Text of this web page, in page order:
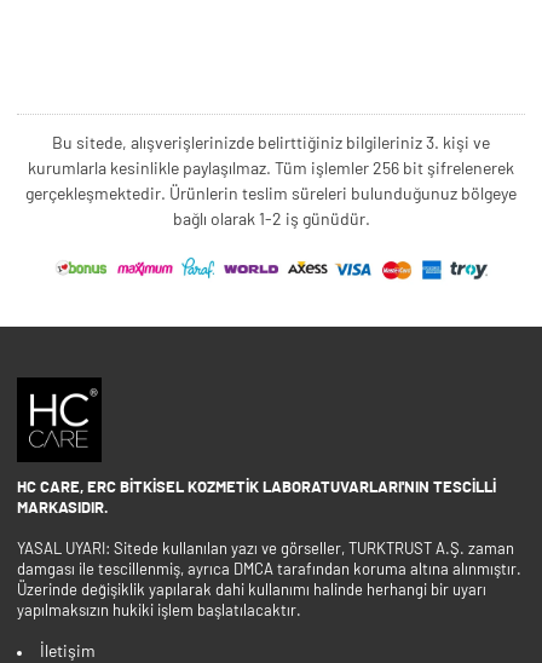
Bu sitede, alışverişlerinizde belirttiğiniz bilgileriniz 3. kişi ve
kurumlarla kesinlikle paylaşılmaz. Tüm işlemler 256 bit şifrelenerek
gerçekleşmektedir. Ürünlerin teslim süreleri bulunduğunuz bölgeye
bağlı olarak 1-2 iş günüdür.
HC CARE, ERC BITKISEL KOZMETIK LABORATUVARLARI'NIN TESCILLI
MARKASIDIR.
YASAL UYARI: Sitede kullanılan yazı ve görseller, TURKTRUST A.Ş. zaman
damgası ile tescillenmiş, ayrıca DMCA tarafından koruma altına alınmıştır.
Üzerinde değişiklik yapılarak dahi kullanımı halinde herhangi bir uyarı
yapılmaksızın hukiki işlem başlatılacaktır.
İletişim